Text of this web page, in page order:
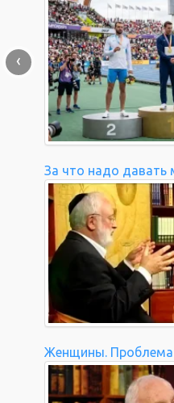
За что надо давать
Женщины. Проблема
‹